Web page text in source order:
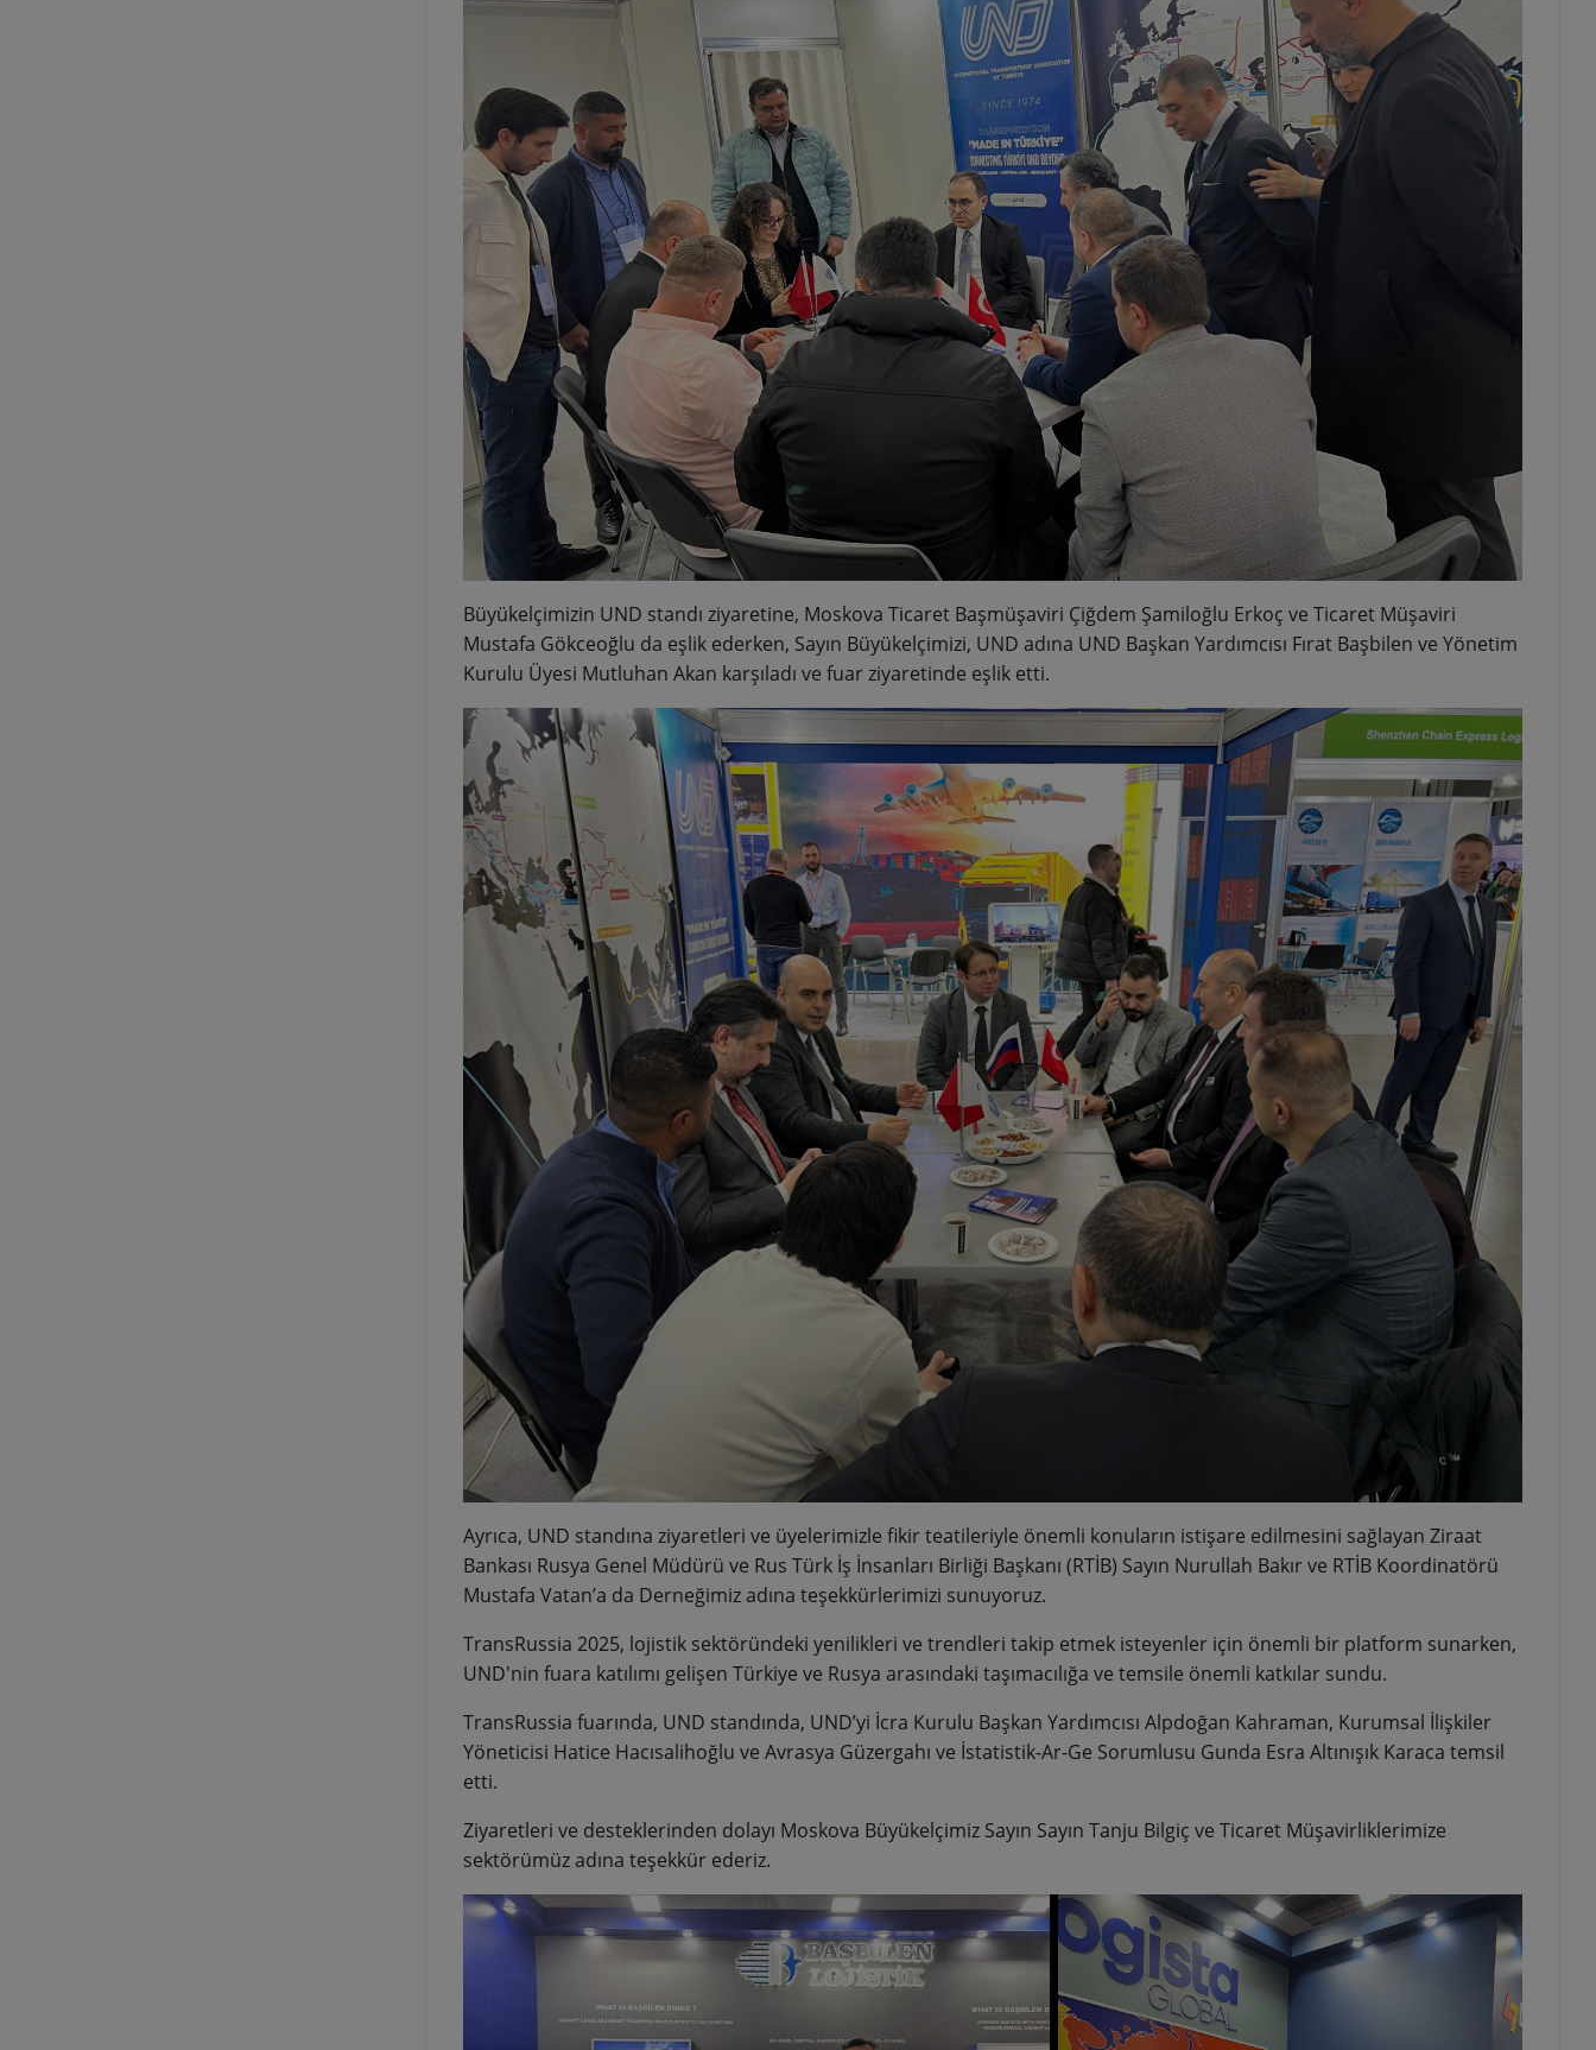
Büyükelçimizin UND standı ziyaretine, Moskova Ticaret Başmüşaviri Çiğdem Şamiloğlu Erkoç ve Ticaret Müşaviri
Mustafa Gökceoğlu da eşlik ederken, Sayın Büyükelçimizi, UND adına UND Başkan Yardımcısı Fırat Başbilen ve Yönetim
Kurulu Üyesi Mutluhan Akan karşıladı ve fuar ziyaretinde eşlik etti.
Ayrıca, UND standına ziyaretleri ve üyelerimizle fikir teatileriyle önemli konuların istişare edilmesini sağlayan Ziraat
Bankası Rusya Genel Müdürü ve Rus Türk İş İnsanları Birliği Başkanı (RTİB) Sayın Nurullah Bakır ve RTİB Koordinatörü
Mustafa Vatan’a da Derneğimiz adına teşekkürlerimizi sunuyoruz.
TransRussia 2025, lojistik sektöründeki yenilikleri ve trendleri takip etmek isteyenler için önemli bir platform sunarken,
UND'nin fuara katılımı gelişen Türkiye ve Rusya arasındaki taşımacılığa ve temsile önemli katkılar sundu.
TransRussia fuarında, UND standında, UND’yi İcra Kurulu Başkan Yardımcısı Alpdoğan Kahraman, Kurumsal İlişkiler
Yöneticisi Hatice Hacısalihoğlu ve Avrasya Güzergahı ve İstatistik-Ar-Ge Sorumlusu Gunda Esra Altınışık Karaca temsil
etti.
Ziyaretleri ve desteklerinden dolayı Moskova Büyükelçimiz Sayın Sayın Tanju Bilgiç ve Ticaret Müşavirliklerimize
sektörümüz adına teşekkür ederiz.